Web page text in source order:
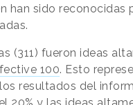
han sido reconocidas
(311) fueron ideas
100. Esto
resultados del